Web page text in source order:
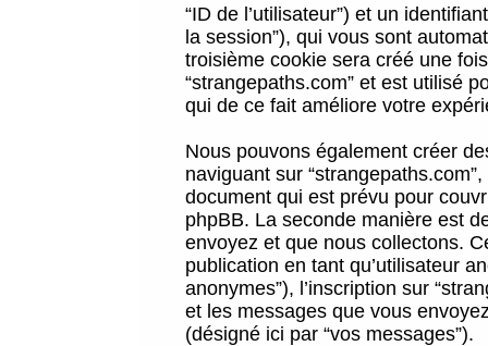
“ID de l’utilisateur”) et un
la session”), qui vous sont
troisième cookie sera créé une
“strangepaths.com” et est utilisé
qui de ce fait améliore votre
Nous pouvons également créer
naviguant sur
document qui est prévu pour
phpBB. La seconde manière est
envoyez et que nous collectons.
publication en tant qu’utilisateur
anonymes”), l’inscription sur
et les messages que vous
(désigné ici par “vos messages”).